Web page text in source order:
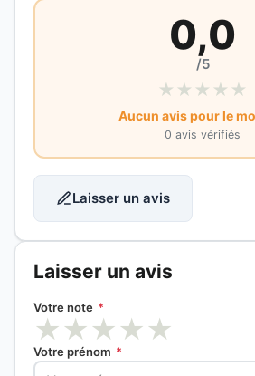
0,0
/5
★ ★ ★ ★ ★
Aucun avis pour le
0 avis vérifiés
Laisser un avis
Laisser un avis
Votre note *
★★★★★
Votre prénom *